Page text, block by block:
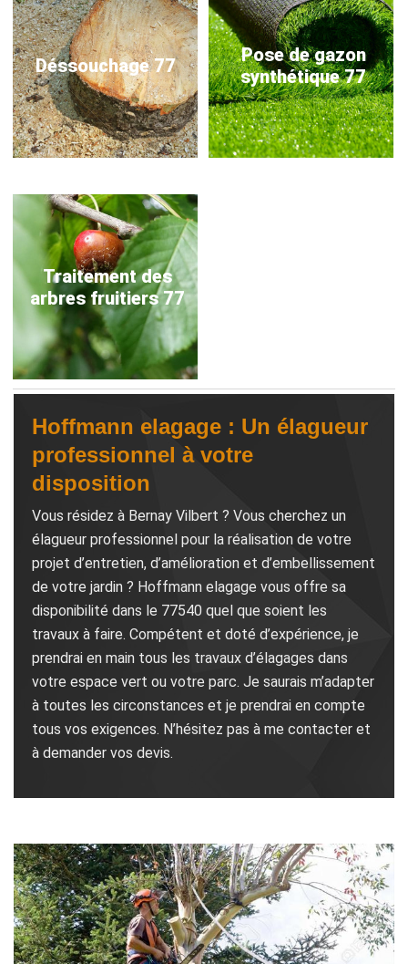
Déssouchage 77
Pose de gazon
synthétique 77
Traitement des
arbres fruitiers 77
Hoffmann elagage : Un élagueur
professionnel à votre
disposition
Vous résidez à Bernay Vilbert ? Vous cherchez un
élagueur professionnel pour la réalisation de votre
projet d’entretien, d’amélioration et d’embellissement
de votre jardin ? Hoffmann elagage vous offre sa
disponibilité dans le 77540 quel que soient les
travaux à faire. Compétent et doté d’expérience, je
prendrai en main tous les travaux d’élagages dans
votre espace vert ou votre parc. Je saurais m’adapter
à toutes les circonstances et je prendrai en compte
tous vos exigences. N’hésitez pas à me contacter et
à demander vos devis.